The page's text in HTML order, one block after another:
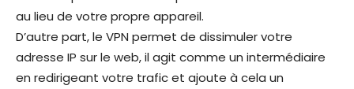
au lieu de votre propre appareil.
D’autre part, le VPN permet de dissimuler votre
adresse IP sur le web, il agit comme un intermédiaire
en redirigeant votre trafic et ajoute à cela un